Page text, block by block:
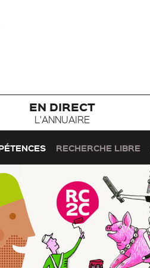
EN DIRECT
L'ANNUAIRE
RECHERCHE LIBRE